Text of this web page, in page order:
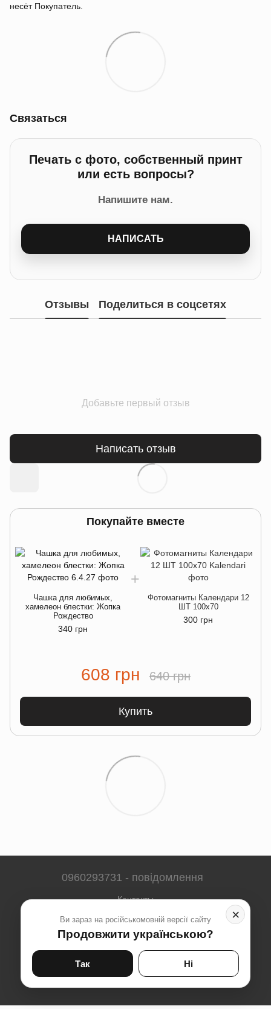
несёт Покупатель.
Связаться
Печать с фото, собственный принт
или есть вопросы?
Напишите нам.
НАПИСАТЬ
Отзывы Поделиться в соцсетях
Добавьте первый отзыв
Написать отзыв
Покупайте вместе
Чашка для любимых,
хамелеон блестки: Жопка
Рождество
340 грн
Фотомагниты Календари 12
ШТ 100х70
300 грн
608 грн 640 грн
Купить
0960293731 - повідомлення
Контакты
Полная версия сайта
Карта сайта
×
Ви зараз на російськомовній версії сайту
Продовжити українською?
Так Ні